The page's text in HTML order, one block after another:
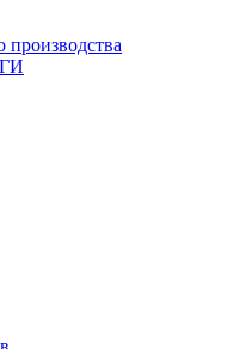
производства